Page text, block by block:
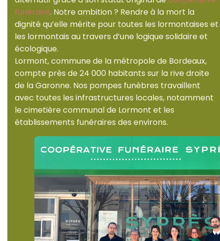
funéraire. Notre ambition ? Rendre à la mort la
dignité qu’elle mérite pour toutes les lormontaises et
les lormontais au travers d’une logique solidaire et
écologique.
Lormont, commune de la métropole de Bordeaux,
compte près de 24 000 habitants sur la rive droite
de la Garonne. Nos pompes funèbres travaillent
avec toutes les infrastructures locales, notamment
le cimetière communal de Lormont et les
établissements funéraires des environs.